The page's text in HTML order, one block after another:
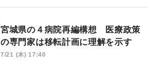
宮城県の４病院再編構想 医療政策
の専門家は移転計画に理解を示す
7/21 (木) 17:40